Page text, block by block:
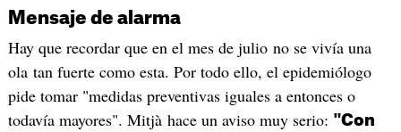
Mensaje de alarma
Hay que recordar que en el mes de julio no se vivía una
ola tan fuerte como esta. Por todo ello, el epidemiólogo
pide tomar "medidas preventivas iguales a entonces o
todavía mayores". Mitjà hace un aviso muy serio: "Con